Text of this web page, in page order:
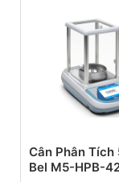
Cân Phân Tích
Bel M5-HPB-